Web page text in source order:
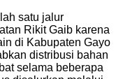
satu jalur
Rikit Gaib karena
di Kabupaten Gayo
distribusi bahan
selama beberapa